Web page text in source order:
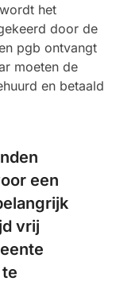
het
door de
pgb ontvangt
moeten de
en betaald
een
vrij